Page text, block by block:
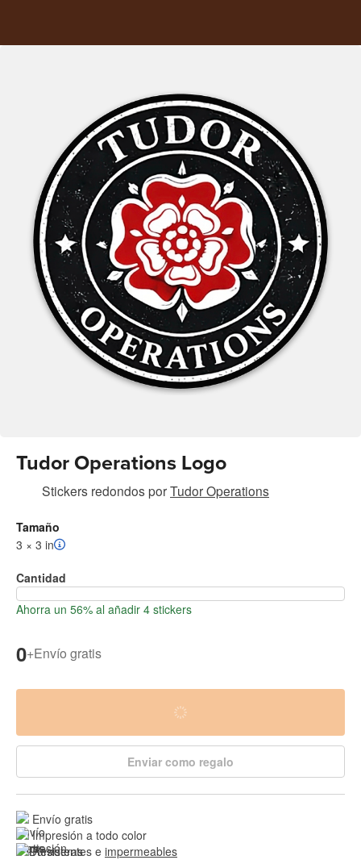
Tudor Operations Logo
Stickers redondosporTudor Operations
Tamaño
3 × 3 in
Cantidad
Ahorra un 56% al añadir 4 stickers
0+Envío gratis
Enviar como regalo
Envío gratis
Impresión a todo color
Resistentes e impermeables